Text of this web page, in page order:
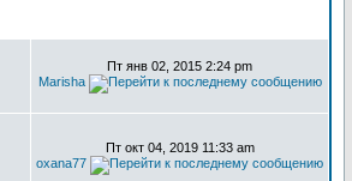
Пт янв 02, 2015 2:24 pm
Marisha
Пт окт 04, 2019 11:33 am
oxana77